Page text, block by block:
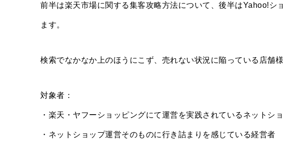
前半は楽天市場に関する集客攻略方法について、後半はYahoo!シ
ます。
検索でなかなか上のほうにこず、売れない状況に陥っている店舗
対象者：
・楽天・ヤフーショッピングにて運営を実践されているネットシ
・ネットショップ運営そのものに行き詰まりを感じている経営者